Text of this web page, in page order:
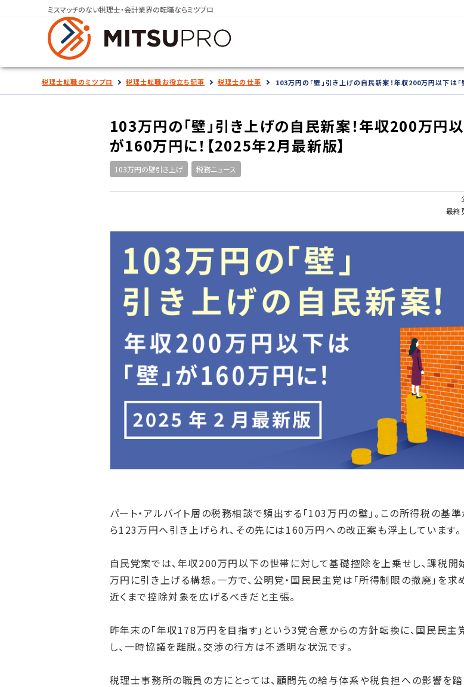
ミスマッチのない税理士・会計業界の転職ならミツプロ
税理士転職のミツプロ 税理士転職お役立ち記事 税理士の仕事 103万円の「壁」引き上げの自民新案！年収200万円以下は「
103万円の「壁」引き上げの自民新案！年収200万円以
が160万円に！【2025年2月最新版】
103万円の壁引き上げ 税務ニュース
最終
パート・アルバイト層の税務相談で頻出する「103万円の壁」。この所得税の基
ら123万円へ引き上げられ、その先には160万円への改正案も浮上しています。
自民党案では、年収200万円以下の世帯に対して基礎控除を上乗せし、課税開
万円に引き上げる構想。一方で、公明党・国民民主党は「所得制限の撤廃」を求
近くまで控除対象を広げるべきだと主張。
昨年末の「年収178万円を目指す」という3党合意からの方針転換に、国民民主
し、一時協議を離脱。交渉の行方は不透明な状況です。
税理士事務所の職員の方にとっては、顧問先の給与体系や税負担への影響を踏